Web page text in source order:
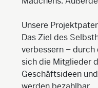
Unsere
Das Ziel des
verbessern –
sich die Mitglieder
Geschäftsideen